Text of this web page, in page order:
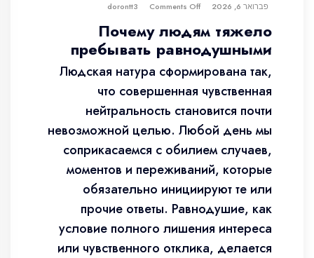
פברואר 6, 2026 dorontt3
Comments Off
Почему людям тяжело
пребывать равнодушными
Людская натура сформирована так,
что совершенная чувственная
нейтральность становится почти
невозможной целью. Любой день мы
соприкасаемся с обилием случаев,
моментов и переживаний, которые
обязательно инициируют те или
прочие ответы. Равнодушие, как
условие полного лишения интереса
или чувственного отклика, делается